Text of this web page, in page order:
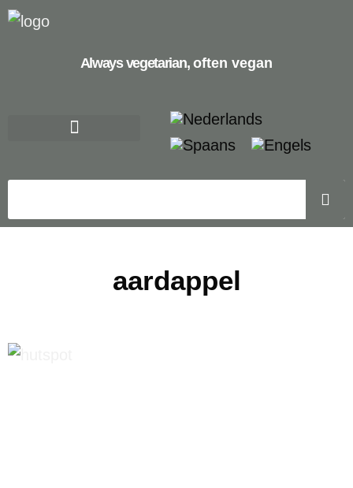
Always vegetarian, often vegan
aardappel